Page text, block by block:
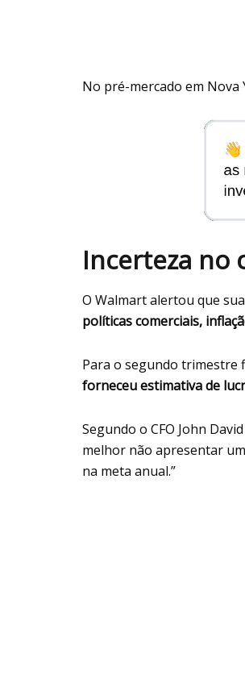
No pré-mercado em Nova
Incerteza no
O Walmart alertou que
políticas comerciais,
Para o segundo trimestre
forneceu estimativa de
Segundo o CFO John
melhor não apresentar
na meta anual.”